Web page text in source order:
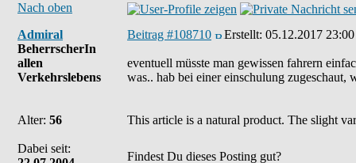
Nach oben
Admiral
BeherrscherIn
allen
Verkehrslebens
Alter: 56
Dabei seit:
Beitrag #108710 Erstellt: 05.12.2017 23:00
eventuell müsste man gewissen fahrern
was.. hab bei einer einschulung zugeschaut,
This article is a natural product. The slight
Findest Du dieses Posting gut?